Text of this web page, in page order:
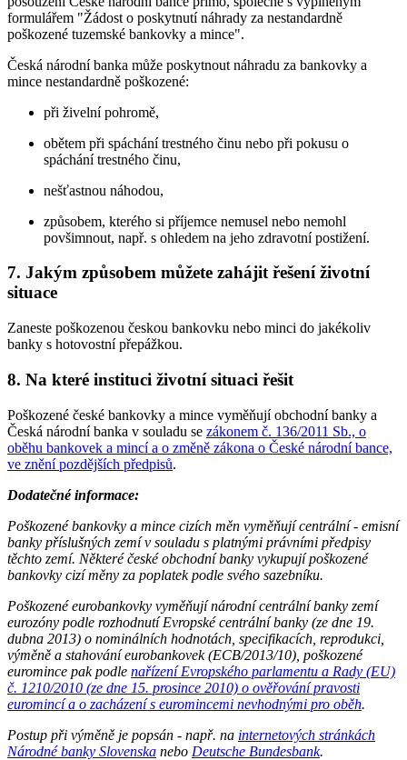
formulářem "Žádost o poskytnutí náhrady za nestandardně
poškozené tuzemské bankovky a mince".
Česká národní banka může poskytnout náhradu za bankovky a
mince nestandardně poškozené:
při živelní pohromě,
obětem při spáchání trestného činu nebo při pokusu o
spáchání trestného činu,
nešťastnou náhodou,
způsobem, kterého si příjemce nemusel nebo nemohl
povšimnout, např. s ohledem na jeho zdravotní postižení.
7. Jakým způsobem můžete zahájit řešení životní
situace
Zaneste poškozenou českou bankovku nebo minci do jakékoliv
banky s hotovostní přepážkou.
8. Na které instituci životní situaci řešit
Poškozené české bankovky a mince vyměňují obchodní banky a
Česká národní banka v souladu se zákonem č. 136/2011 Sb., o
oběhu bankovek a mincí a o změně zákona o České národní bance,
ve znění pozdějších předpisů.
Dodatečné informace:
Poškozené bankovky a mince cizích měn vyměňují centrální - emisní
banky příslušných zemí v souladu s platnými právními předpisy
těchto zemí. Některé české obchodní banky vykupují poškozené
bankovky cizí měny za poplatek podle svého sazebníku.
Poškozené eurobankovky vyměňují národní centrální banky zemí
eurozóny podle rozhodnutí Evropské centrální banky (ze dne 19.
dubna 2013) o nominálních hodnotách, specifikacích, reprodukci,
výměně a stahování eurobankovek (ECB/2013/10), poškozené
euromince pak podle nařízení Evropského parlamentu a Rady (EU)
č. 1210/2010 (ze dne 15. prosince 2010) o ověřování pravosti
euromincí a o zacházení s euromincemi nevhodnými pro oběh.
Postup při výměně je popsán - např. na internetových stránkách
Národné banky Slovenska nebo Deutsche Bundesbank.